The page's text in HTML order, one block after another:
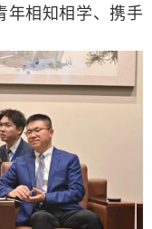
年相知相学、携手